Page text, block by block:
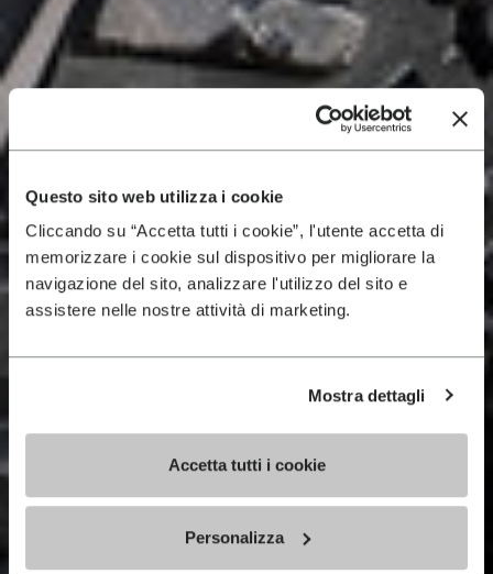
Questo sito web utilizza i cookie
Cliccando su “Accetta tutti i cookie”, l'utente accetta di
memorizzare i cookie sul dispositivo per migliorare la
navigazione del sito, analizzare l'utilizzo del sito e
assistere nelle nostre attività di marketing.
Mostra dettagli
Accetta tutti i cookie
Personalizza